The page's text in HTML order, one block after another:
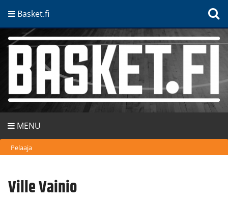
Basket.fi
MENU
Pelaaja
Ville Vainio